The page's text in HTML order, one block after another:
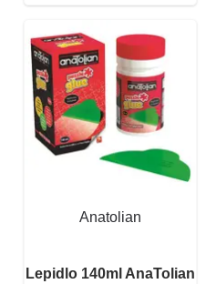
Anatolian
Lepidlo 140ml AnaTolian